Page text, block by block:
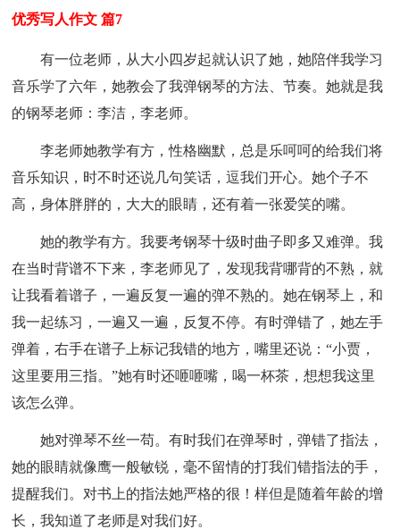
优秀写人作文 篇7
有一位老师，从大小四岁起就认识了她，她陪伴我学习
音乐学了六年，她教会了我弹钢琴的方法、节奏。她就是我
的钢琴老师：李洁，李老师。
李老师她教学有方，性格幽默，总是乐呵呵的给我们将
音乐知识，时不时还说几句笑话，逗我们开心。她个子不
高，身体胖胖的，大大的眼睛，还有着一张爱笑的嘴。
她的教学有方。我要考钢琴十级时曲子即多又难弹。我
在当时背谱不下来，李老师见了，发现我背哪背的不熟，就
让我看着谱子，一遍反复一遍的弹不熟的。她在钢琴上，和
我一起练习，一遍又一遍，反复不停。有时弹错了，她左手
弹着，右手在谱子上标记我错的地方，嘴里还说：“小贾，
这里要用三指。”她有时还咂咂嘴，喝一杯茶，想想我这里
该怎么弹。
她对弹琴不丝一苟。有时我们在弹琴时，弹错了指法，
她的眼睛就像鹰一般敏锐，毫不留情的打我们错指法的手，
提醒我们。对书上的指法她严格的很！样但是随着年龄的增
长，我知道了老师是对我们好。